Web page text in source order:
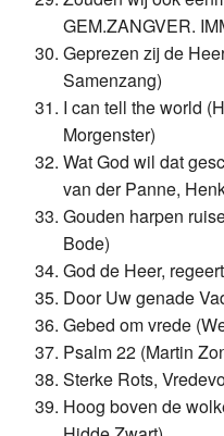
GEM.ZANGVER.
Geprezen zij de
Samenzang)
I can tell the world
Morgenster)
Wat God wil dat
van der Panne,
Gouden harpen
Bode)
God de Heer,
Door Uw genade
Gebed om vrede
Psalm 22 (Martin
Sterke Rots,
Hoog boven de